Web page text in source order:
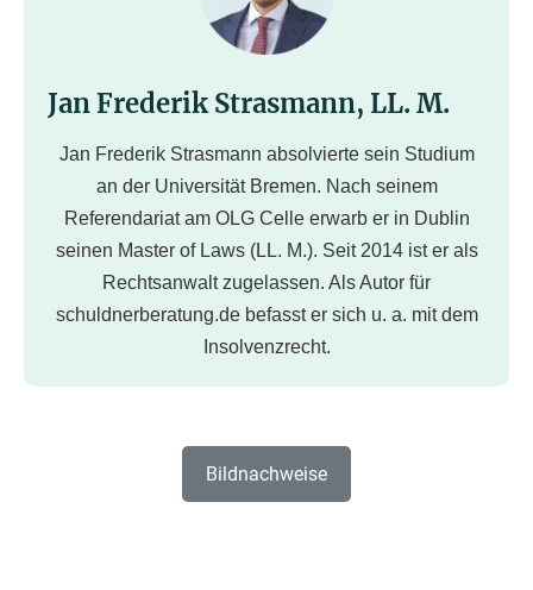
Jan Frederik Strasmann, LL. M.
Jan Frederik Strasmann absolvierte sein Studium
an der Universität Bremen. Nach seinem
Referendariat am OLG Celle erwarb er in Dublin
seinen Master of Laws (LL. M.). Seit 2014 ist er als
Rechtsanwalt zugelassen. Als Autor für
schuldnerberatung.de befasst er sich u. a. mit dem
Insolvenzrecht.
Bildnachweise